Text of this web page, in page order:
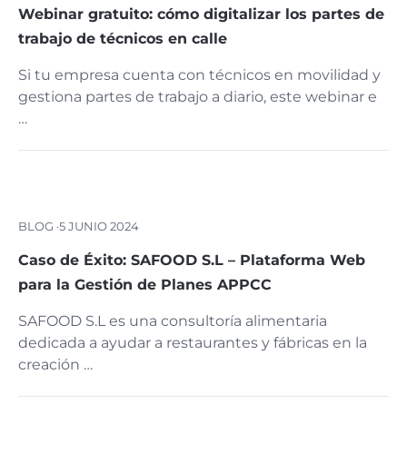
Webinar gratuito: cómo digitalizar los partes de
trabajo de técnicos en calle
Si tu empresa cuenta con técnicos en movilidad y
gestiona partes de trabajo a diario, este webinar e
…
BLOG ·5 JUNIO 2024
Caso de Éxito: SAFOOD S.L – Plataforma Web
para la Gestión de Planes APPCC
SAFOOD S.L es una consultoría alimentaria
dedicada a ayudar a restaurantes y fábricas en la
creación …